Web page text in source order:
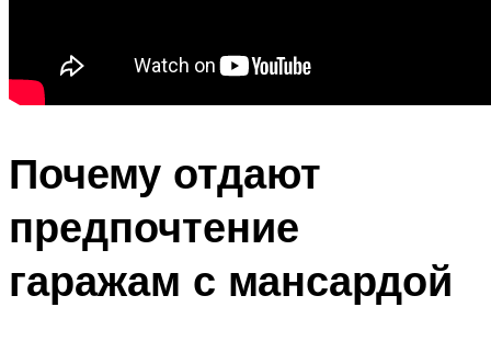
Почему отдают
предпочтение
гаражам с мансардой